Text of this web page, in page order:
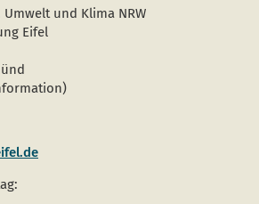
und Klima NRW
Eifel